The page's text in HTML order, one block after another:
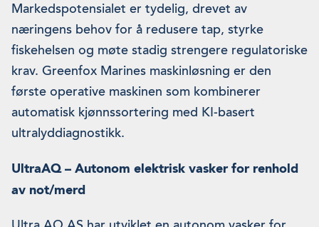
Markedspotensialet er tydelig, drevet av
næringens behov for å redusere tap, styrke
fiskehelsen og møte stadig strengere regulatoriske
krav. Greenfox Marines maskinløsning er den
første operative maskinen som kombinerer
automatisk kjønnssortering med KI-basert
ultralyddiagnostikk.
UltraAQ – Autonom elektrisk vasker for renhold
av not/merd